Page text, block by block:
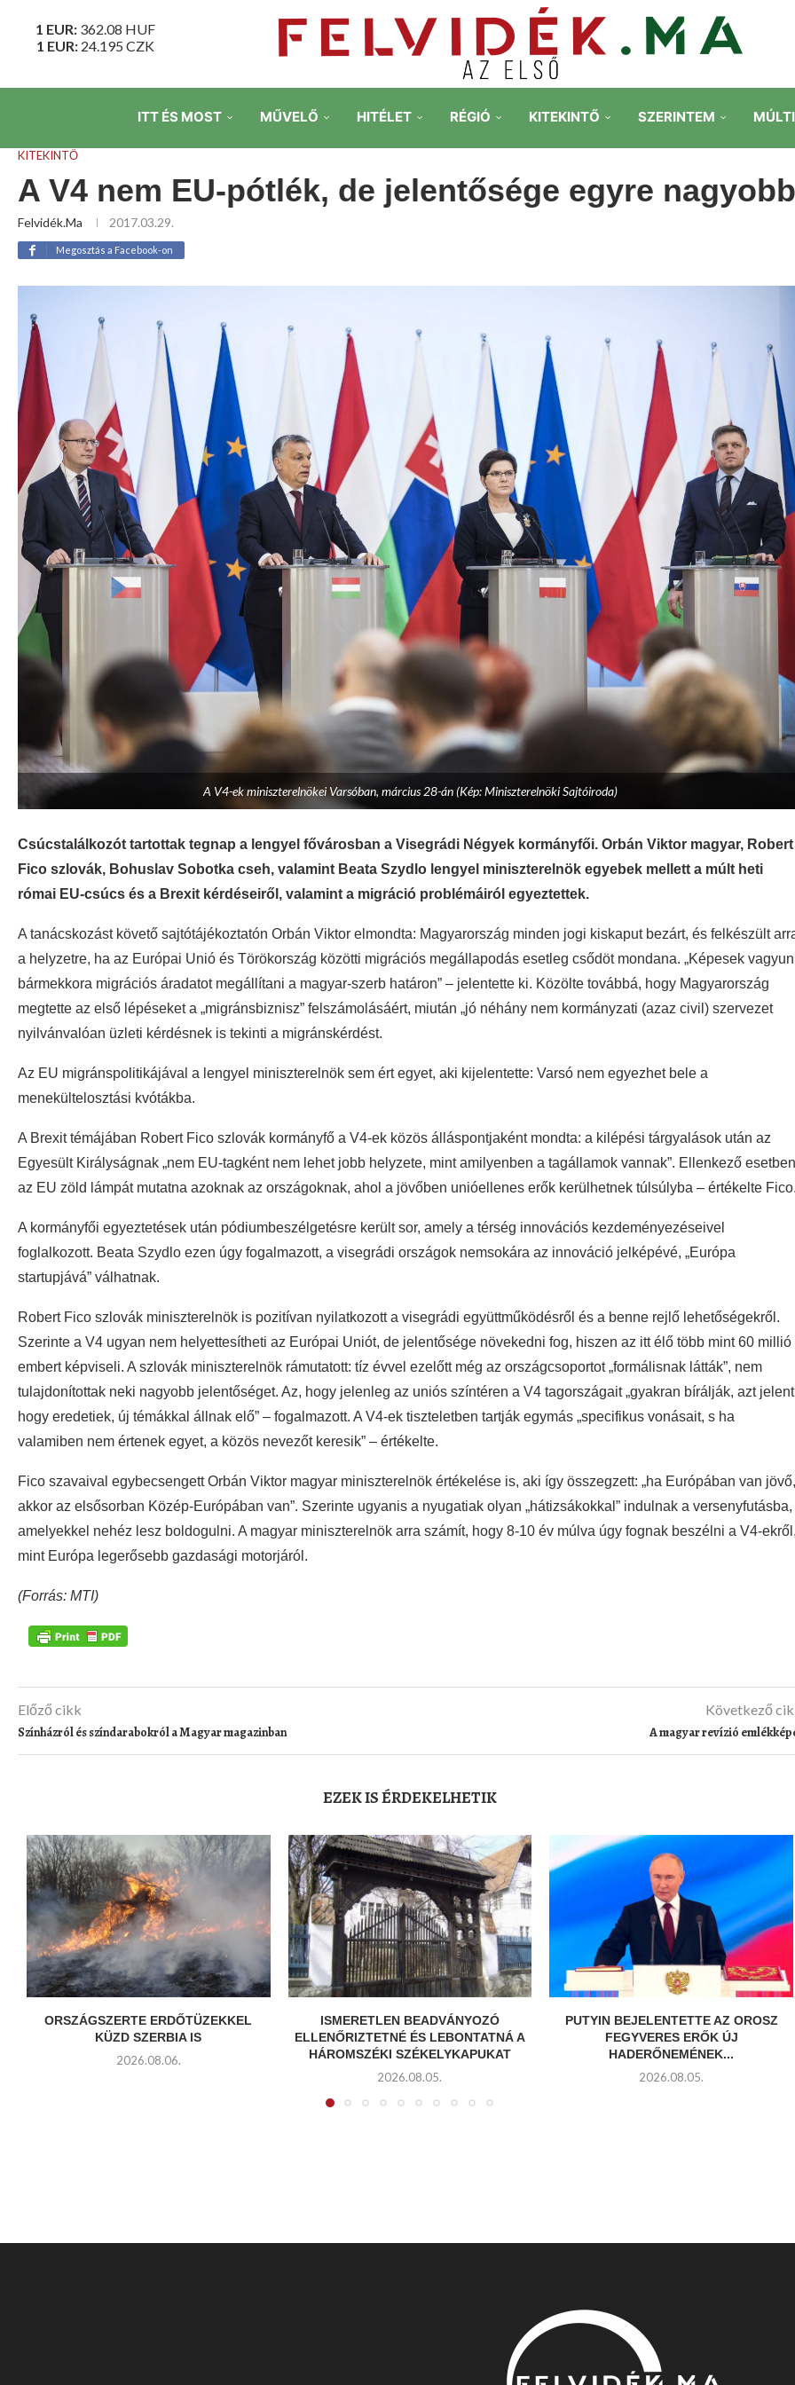
1 EUR: 362.08 HUF
1 EUR: 24.195 CZK
ITT ÉS MOST MŰVELŐ HITÉLET RÉGIÓ KITEKINTŐ SZERINTEM
KITEKINTŐ
A V4 nem EU-pótlék, de jelentősége egyre nagyobb
Felvidék.ma 2017.03.29.
Megosztás a Facebook-on
A V4-ek miniszterelnökei Varsóban, március 28-án (Kép: Miniszterelnöki Sajtóiroda)
Csúcstalálkozót tartottak tegnap a lengyel fővárosban a Visegrádi Négyek kormányfői. Orbán Viktor magyar, Robert
Fico szlovák, Bohuslav Sobotka cseh, valamint Beata Szydlo lengyel miniszterelnök egyebek mellett a múlt heti
római EU-csúcs és a Brexit kérdéseiről, valamint a migráció problémáiról egyeztettek.
A tanácskozást követő sajtótájékoztatón Orbán Viktor elmondta: Magyarország minden jogi kiskaput bezárt, és felkészült
a helyzetre, ha az Európai Unió és Törökország közötti migrációs megállapodás esetleg csődöt mondana. „Képesek
bármekkora migrációs áradatot megállítani a magyar-szerb határon” – jelentette ki. Közölte továbbá, hogy Magyarország
megtette az első lépéseket a „migránsbiznisz” felszámolásáért, miután „jó néhány nem kormányzati (azaz civil) szervezet
nyilvánvalóan üzleti kérdésnek is tekinti a migránskérdést.
Az EU migránspolitikájával a lengyel miniszterelnök sem ért egyet, aki kijelentette: Varsó nem egyezhet bele a
menekültelosztási kvótákba.
A Brexit témájában Robert Fico szlovák kormányfő a V4-ek közös álláspontjaként mondta: a kilépési tárgyalások után az
Egyesült Királyságnak „nem EU-tagként nem lehet jobb helyzete, mint amilyenben a tagállamok vannak”. Ellenkező esetben
az EU zöld lámpát mutatna azoknak az országoknak, ahol a jövőben unióellenes erők kerülhetnek túlsúlyba – értékelte Fico.
A kormányfői egyeztetések után pódiumbeszélgetésre került sor, amely a térség innovációs kezdeményezéseivel
foglalkozott. Beata Szydlo ezen úgy fogalmazott, a visegrádi országok nemsokára az innováció jelképévé, „Európa
startupjává” válhatnak.
Robert Fico szlovák miniszterelnök is pozitívan nyilatkozott a visegrádi együttműködésről és a benne rejlő lehetőségekről.
Szerinte a V4 ugyan nem helyettesítheti az Európai Uniót, de jelentősége növekedni fog, hiszen az itt élő több mint 60 millió
embert képviseli. A szlovák miniszterelnök rámutatott: tíz évvel ezelőtt még az országcsoportot „formálisnak látták”, nem
tulajdonítottak neki nagyobb jelentőséget. Az, hogy jelenleg az uniós színtéren a V4 tagországait „gyakran bírálják, azt
hogy eredetiek, új témákkal állnak elő” – fogalmazott. A V4-ek tiszteletben tartják egymás „specifikus vonásait, s ha
valamiben nem értenek egyet, a közös nevezőt keresik” – értékelte.
Fico szavaival egybecsengett Orbán Viktor magyar miniszterelnök értékelése is, aki így összegzett: „ha Európában van jövő,
akkor az elsősorban Közép-Európában van”. Szerinte ugyanis a nyugatiak olyan „hátizsákokkal” indulnak a versenyfutásba,
amelyekkel nehéz lesz boldogulni. A magyar miniszterelnök arra számít, hogy 8-10 év múlva úgy fognak beszélni a V4-ekről,
mint Európa legerősebb gazdasági motorjáról.
(Forrás: MTI)
Előző cikk
Színházról és színdarabokról a Magyar magazinban
Következő
A magyar revízió
EZEK IS ÉRDEKELHETIK
ORSZÁGSZERTE ERDŐTÜZEKKEL
KÜZD SZERBIA IS
2026.08.06.
ISMERETLEN BEADVÁNYOZÓ
ELLENŐRIZTETNÉ ÉS LEBONTATNÁ A
HÁROMSZÉKI SZÉKELYKAPUKAT
2026.08.05.
PUTYIN BEJELENTETTE AZ OROSZ
FEGYVERES ERŐK ÚJ
HADERŐNEMÉNEK...
2026.08.05.